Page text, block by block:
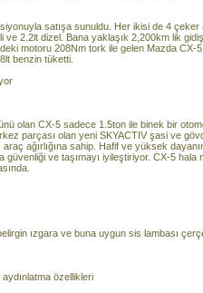
satışa sunuldu. Her ikisi de 4
ve 2.2lt dizel. Bana yaklaşık 2,200km lik
motoru 208Nm tork ile gelen Mazda CX-
benzin tüketti.
olan CX-5 sadece 1.5ton ile binek bir
parçası olan yeni SKYACTIV şasi ve
ağırlığına sahip. Hafif ve yüksek
güvenliği ve taşımayı iyileştiriyor. CX-5 hala
ızgara ve buna uygun sis lambası
özellikleri